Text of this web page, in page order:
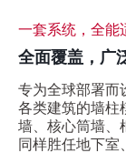
一套系统，全能
全面覆盖，广
专为全球部署而
各类建筑的墙柱
墙、核心筒墙、
同样胜任地下室